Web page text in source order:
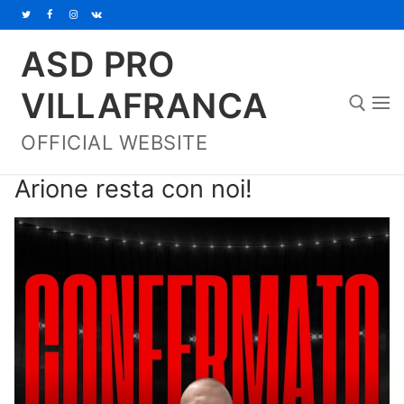
al
contenuto
ASD PRO
VILLAFRANCA
OFFICIAL WEBSITE
Arione resta con noi!